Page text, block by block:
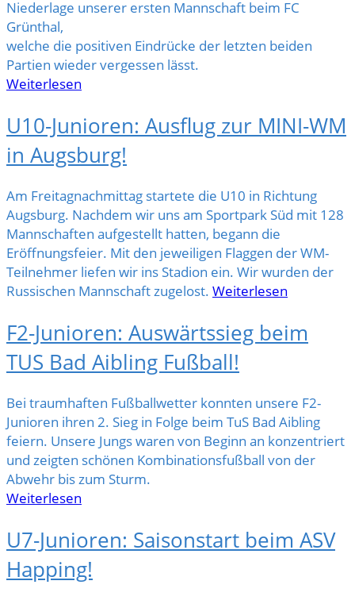
Niederlage unserer ersten Mannschaft beim FC
Grünthal,
welche die positiven Eindrücke der letzten beiden
Partien wieder vergessen lässt.
Weiterlesen
U10-Junioren: Ausflug zur MINI-WM
in Augsburg!
Am Freitagnachmittag startete die U10 in Richtung
Augsburg. Nachdem wir uns am Sportpark Süd mit 128
Mannschaften aufgestellt hatten, begann die
Eröffnungsfeier. Mit den jeweiligen Flaggen der WM-
Teilnehmer liefen wir ins Stadion ein. Wir wurden der
Russischen Mannschaft zugelost. Weiterlesen
F2-Junioren: Auswärtssieg beim
TUS Bad Aibling Fußball!
Bei traumhaften Fußballwetter konnten unsere F2-
Junioren ihren 2. Sieg in Folge beim TuS Bad Aibling
feiern. Unsere Jungs waren von Beginn an konzentriert
und zeigten schönen Kombinationsfußball von der
Abwehr bis zum Sturm.
Weiterlesen
U7-Junioren: Saisonstart beim ASV
Happing!